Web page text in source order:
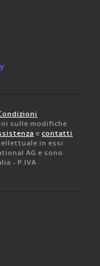
sulle modifiche
e contatti.
in essi
AG e sono
- P.IVA